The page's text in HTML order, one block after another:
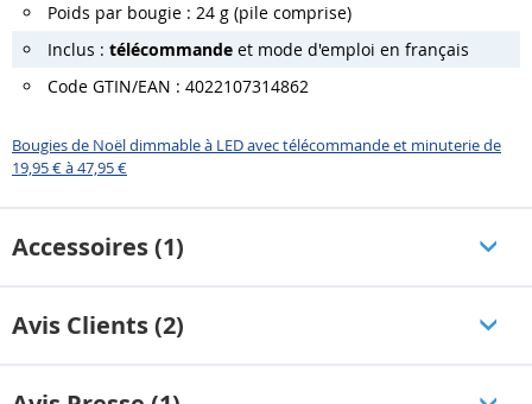
Poids par bougie : 24 g (pile comprise)
Inclus : télécommande et mode d'emploi en français
Code GTIN/EAN : 4022107314862
Bougies de Noël dimmable à LED avec télécommande et minuterie de
19,95 € à 47,95 €
Accessoires (1)
Avis Clients (2)